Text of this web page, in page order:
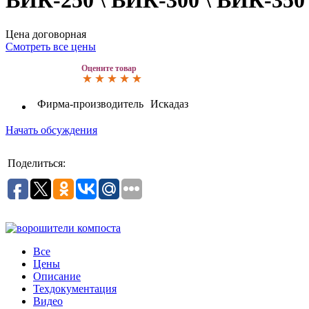
Цена договорная
Смотреть все цены
Оцените товар
Фирма-производитель Искадаз
Начать обсуждения
Поделиться:
Все
Цены
Описание
Техдокументация
Видео